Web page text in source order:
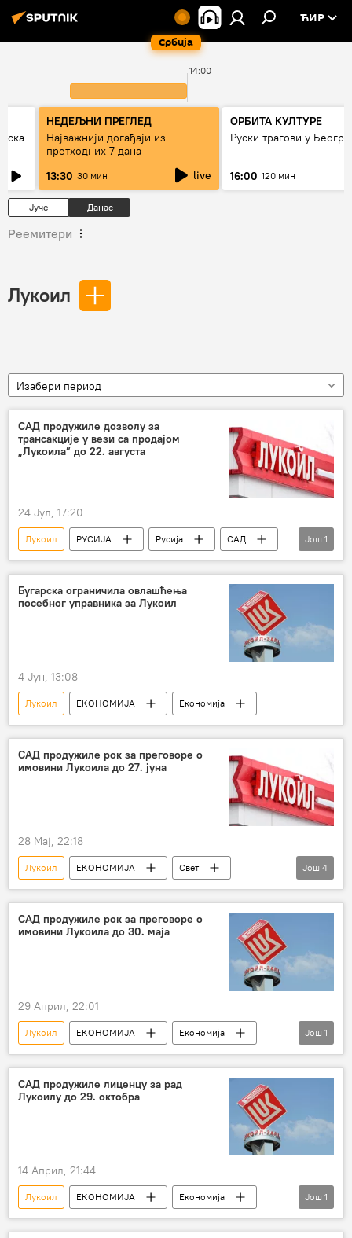
Србија
ЋИР
14:00
НЕДЕЉНИ ПРЕГЛЕД
Најважнији догађаји из
претходних 7 дана
13:30 30 мин live
ОРБИТА КУЛТУРЕ
Руски трагови у
16:00 120 мин
Јуче Данас
Реемитери
Лукоил
Изабери период
САД продужиле дозволу за
трансакције у вези са продајом
„Лукоила” до 22. августа
24 Јул, 17:20
Лукоил РУСИЈА Русија
САД
лиценца
Још 1
Бугарска ограничила овлашћења
посебног управника за Лукоил
4 Јун, 13:08
Лукоил ЕКОНОМИЈА Економија
САД продужиле рок за преговоре о
имовини Лукоила до 27. јуна
28 Мај, 22:18
Лукоил ЕКОНОМИЈА
Свет
Свет – политика
Економија
САД
Свет – економија
Још 4
САД продужиле рок за преговоре о
имовини Лукоила до 30. маја
29 Април, 22:01
Лукоил ЕКОНОМИЈА
Економија
Свет – економија
Још 1
САД продужиле лиценцу за рад
Лукоилу до 29. октобра
14 Април, 21:44
Лукоил ЕКОНОМИЈА
Економија
Свет – економија
Још 1